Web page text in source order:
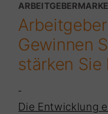
Gewinnen
stärken Sie
Die Entwicklung